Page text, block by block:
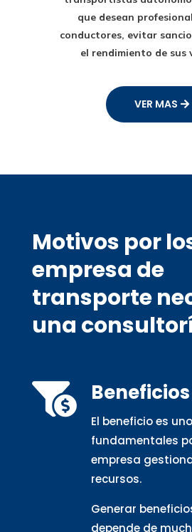
que desean
conductores, evitar
el rendimiento de sus
VER MAS
Motivos por
empresa de
transporte
una

El beneficio es
fundamentales
empresa
recursos.
Generar
depende de